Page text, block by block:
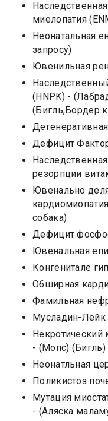
миелопатия
Неонатальная
запросу)
Ювенильная
(HNPK) -
(Бигль,Бордер
Дефицит
резорпции
Ювенально
собака)
Дефицит
Ювенальная
Конгенитале
Обширная
Фамильная
Мусладин-Лёйк
Некротический
- (Мопс) (Бигль)
Неонатльная
Поликистоз
Мутация
- (Аляска